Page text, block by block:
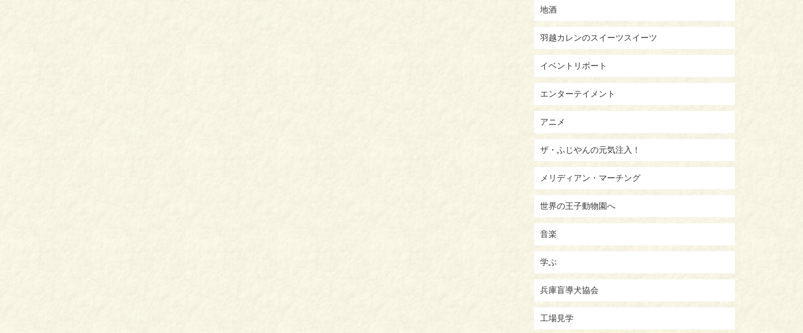
地酒
羽越カレンのスイーツスイーツ
イベントリポート
エンターテイメント
アニメ
ザ・ふじやんの元気注入！
メリディアン・マーチング
世界の王子動物園へ
音楽
学ぶ
兵庫盲導犬協会
工場見学